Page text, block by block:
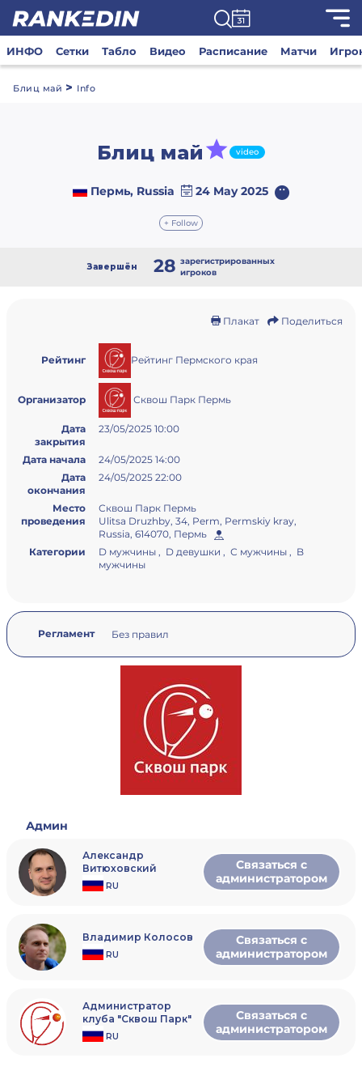
ИНФО Сетки Табло Видео Расписание Матчи
Блиц май > Info
Блиц май video
Пермь, Russia 24 May 2025
+ Follow
Завершён 28 зарегистрированных
игроков
Плакат Поделиться
Рейтинг Рейтинг Пермского края
Организатор Сквош Парк Пермь
Дата
закрытия
23/05/2025 10:00
Дата начала
24/05/2025 14:00
Дата
окончания
24/05/2025 22:00
Место
проведения
Сквош Парк Пермь
Ulitsa Druzhby, 34, Perm, Permskiy kray,
Russia, 614070, Пермь
Категории
D мужчины , D девушки , С мужчины , B
мужчины
Регламент Без правил
Админ
Александр
Витюховский
RU
Связаться с
администратором
Владимир Колосов
RU
Связаться с
администратором
Администратор
клуба "Сквош Парк"
RU
Связаться с
администратором